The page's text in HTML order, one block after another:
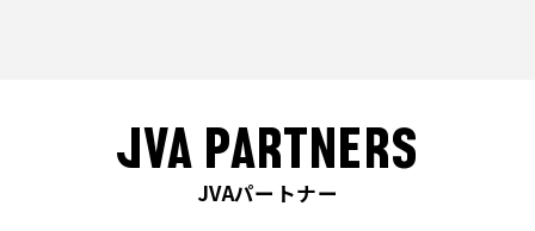
JVA PARTNERS
JVAパートナー